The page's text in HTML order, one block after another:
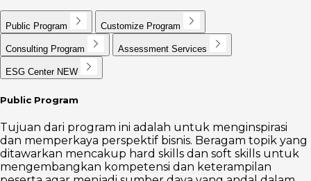
Public Program Customize Program
Consulting Program Assessment Services
ESG Center NEW
Public Program
Tujuan dari program ini adalah untuk menginspirasi
dan memperkaya perspektif bisnis. Beragam topik yang
ditawarkan mencakup hard skills dan soft skills untuk
mengembangkan kompetensi dan keterampilan